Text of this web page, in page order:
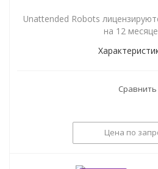
Unattended Robots
на 12
Сравнить
Цена по